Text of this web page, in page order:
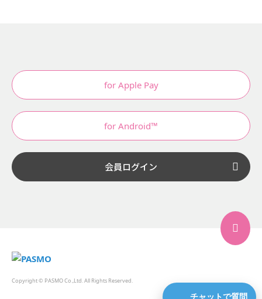
チャットで質問
for Apple Pay
for Android™
会員ログイン
Copyright © PASMO Co.,Ltd. All Rights Reserved.